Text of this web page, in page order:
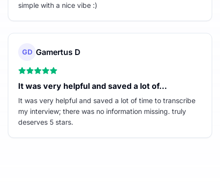
simple with a nice vibe :)
GD Gamertus D
It was very helpful and saved a lot of…
It was very helpful and saved a lot of time to transcribe
my interview; there was no information missing. truly
deserves 5 stars.